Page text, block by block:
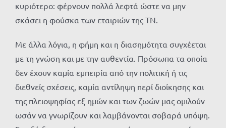
κυριότερο: φέρνουν πολλά λεφτά ώστε να μην
σκάσει η φούσκα των εταιριών της ΤΝ.
Με άλλα λόγια, η φήμη και η διασημότητα συγχέεται
με τη γνώση και με την αυθεντία. Πρόσωπα τα οποία
δεν έχουν καμία εμπειρία από την πολιτική ή τις
διεθνείς σχέσεις, καμία αντίληψη περί διοίκησης και
της πλειοψηφίας εξ ημών και των ζωών μας ομιλούν
ωσάν να γνωρίζουν και λαμβάνονται σοβαρά υπόψη.